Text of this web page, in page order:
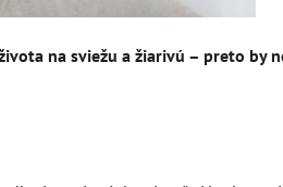
na sviežu a žiarivú – preto by